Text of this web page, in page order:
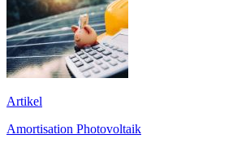
Artikel
Amortisation Photovoltaik